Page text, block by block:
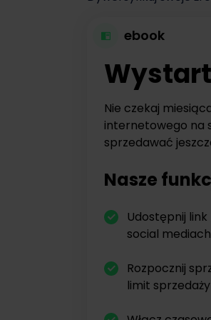
ebook
Nie czekaj
internetowego na
sprzedawać
Nasze
Udostępnij
social mediach
Rozpocznij
limit sprzedaży